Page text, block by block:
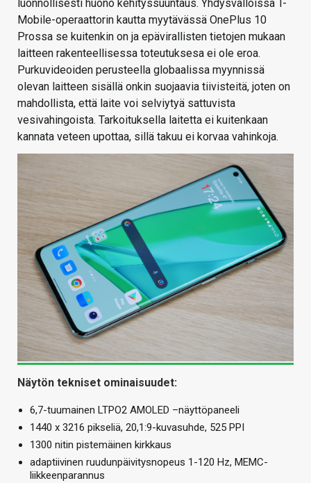
luonnollisesti huono kehityssuuntaus. Yhdysvalloissa T-
Mobile-operaattorin kautta myytävässä OnePlus 10
Prossa se kuitenkin on ja epävirallisten tietojen mukaan
laitteen rakenteellisessa toteutuksesa ei ole eroa.
Purkuvideoiden perusteella globaalissa myynnissä
olevan laitteen sisällä onkin suojaavia tiivisteitä, joten on
mahdollista, että laite voi selviytyä sattuvista
vesivahingoista. Tarkoituksella laitetta ei kuitenkaan
kannata veteen upottaa, sillä takuu ei korvaa vahinkoja.
Näytön tekniset ominaisuudet:
6,7-tuumainen LTPO2 AMOLED –näyttöpaneeli
1440 x 3216 pikseliä, 20,1:9-kuvasuhde, 525 PPI
1300 nitin pistemäinen kirkkaus
adaptiivinen ruudunpäivitysnopeus 1-120 Hz, MEMC-
liikkeenparannus